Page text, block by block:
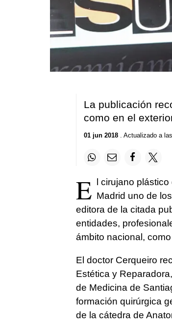
La publicación
como en el
01 jun 2018. Actualizado a
E l cirujano
Madrid uno de
editora de la citada
entidades,
ámbito nacional,
El doctor Cerqueiro
Estética y
de Medicina de
formación quirúrgica
de la cátedra de